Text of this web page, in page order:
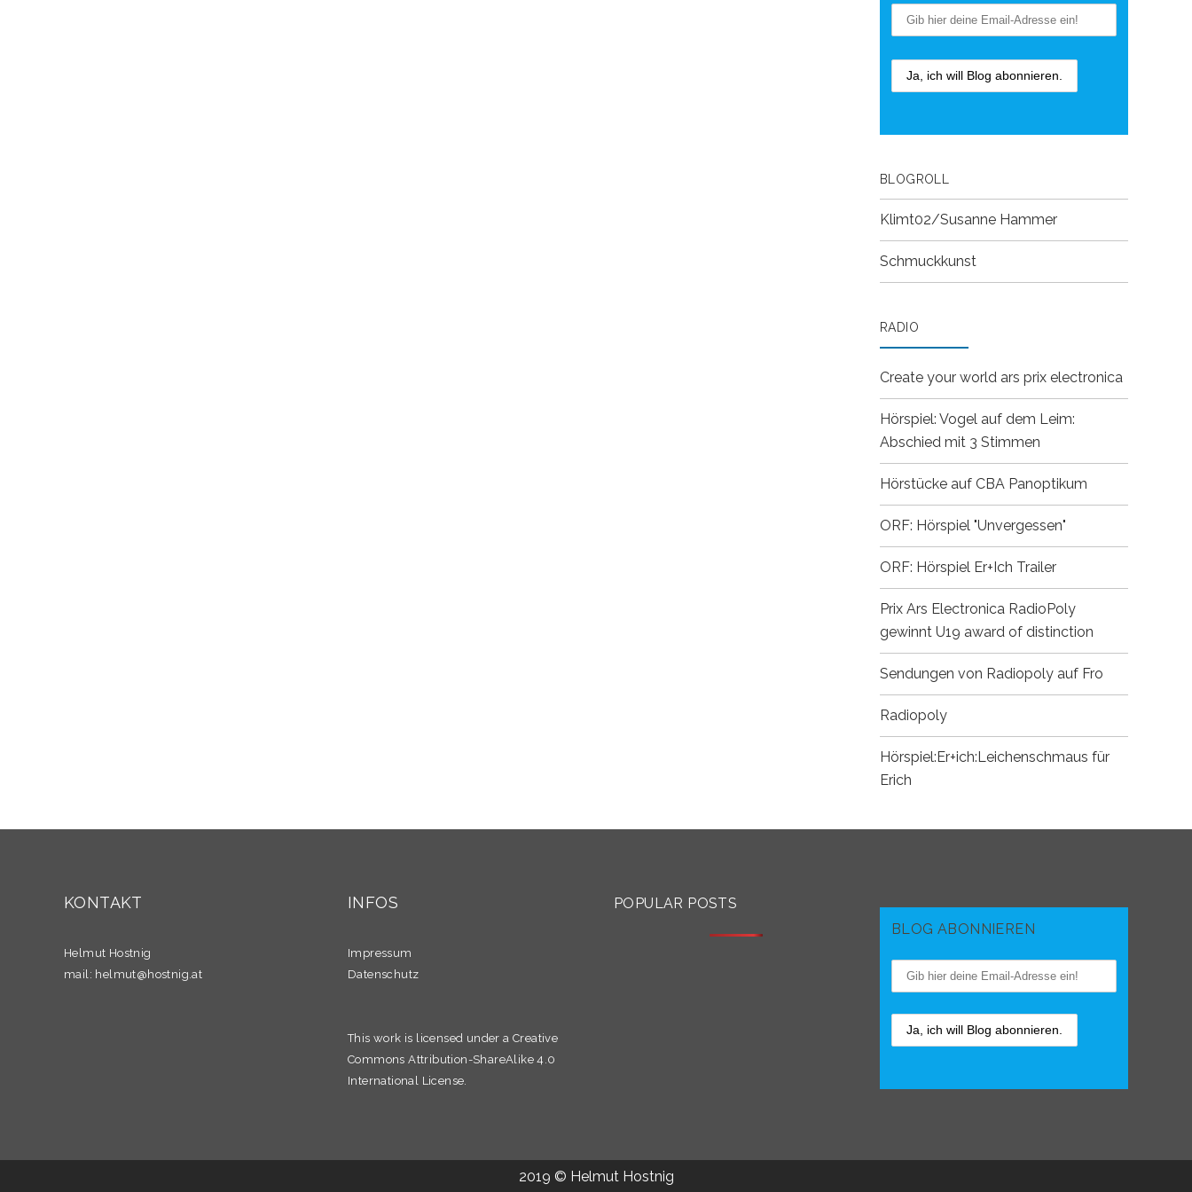
BLOGROLL
Klimt02/Susanne Hammer
Schmuckkunst
RADIO
Create your world ars prix electronica
Hörspiel: Vogel auf dem Leim:
Abschied mit 3 Stimmen
Hörstücke auf CBA Panoptikum
ORF: Hörspiel "Unvergessen"
ORF: Hörspiel Er+Ich Trailer
Prix Ars Electronica RadioPoly
gewinnt U19 award of distinction
Sendungen von Radiopoly auf Fro
Radiopoly
Hörspiel:Er+ich:Leichenschmaus für
Erich
KONTAKT
Helmut Hostnig
mail: helmut@hostnig.at
INFOS
Impressum
Datenschutz
This work is licensed under a Creative
Commons Attribution-ShareAlike 4.0
International License.
POPULAR POSTS
BLOG ABONNIEREN
2019 © Helmut Hostnig